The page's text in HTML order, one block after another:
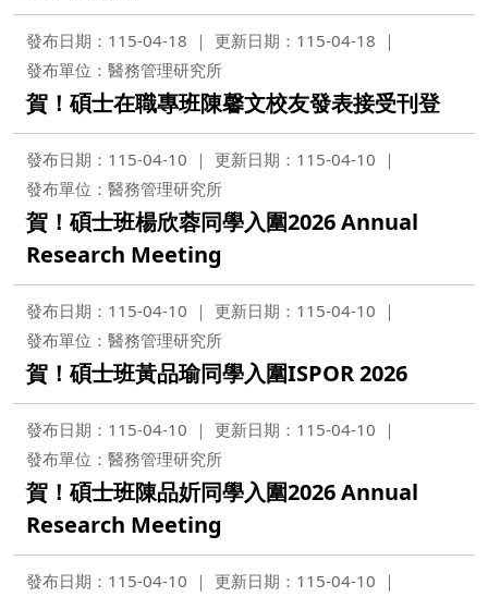
發布日期：115-04-18
更新日期：115-04-18
發布單位：醫務管理研究所
賀！碩士在職專班陳馨文校友發表接受刊登
發布日期：115-04-10
更新日期：115-04-10
發布單位：醫務管理研究所
賀！碩士班楊欣蓉同學入圍2026 Annual
Research Meeting
發布日期：115-04-10
更新日期：115-04-10
發布單位：醫務管理研究所
賀！碩士班黃品瑜同學入圍ISPOR 2026
發布日期：115-04-10
更新日期：115-04-10
發布單位：醫務管理研究所
賀！碩士班陳品妡同學入圍2026 Annual
Research Meeting
發布日期：115-04-10
更新日期：115-04-10